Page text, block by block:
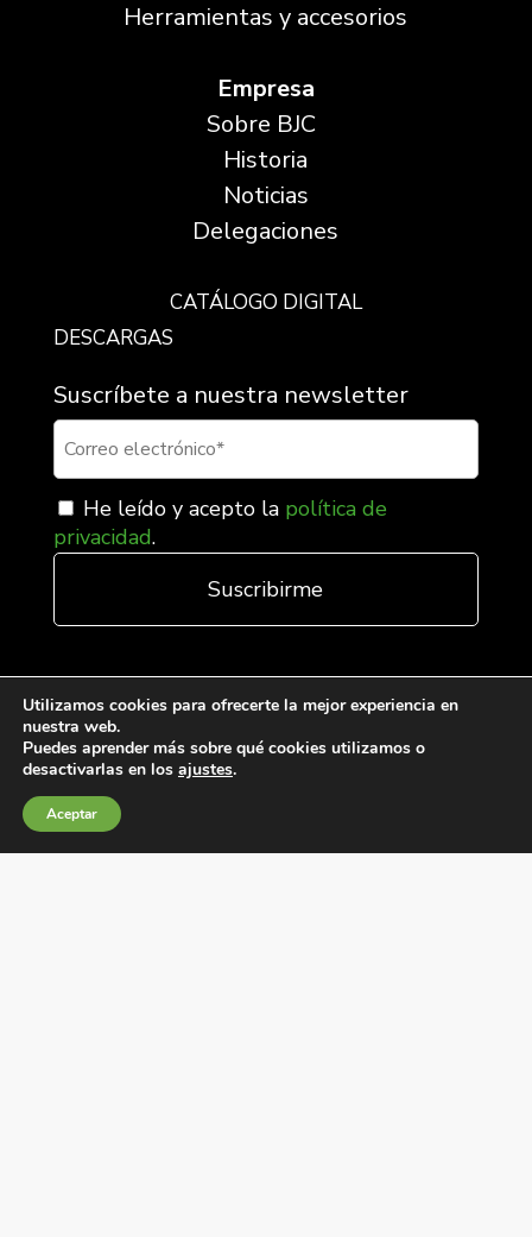
Herramientas y accesorios
Empresa
Sobre BJC
Historia
Noticias
Delegaciones
CATÁLOGO DIGITAL
DESCARGAS
Suscríbete a nuestra newsletter
He leído y acepto la política de
privacidad.
Utilizamos cookies para ofrecerte la mejor experiencia en
nuestra web.
Puedes aprender más sobre qué cookies utilizamos o
desactivarlas en los ajustes.
Aceptar